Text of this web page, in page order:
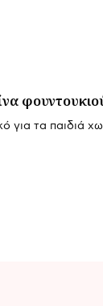
για τα παιδιά